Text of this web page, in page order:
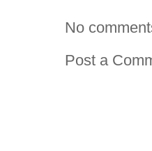
No
Post a